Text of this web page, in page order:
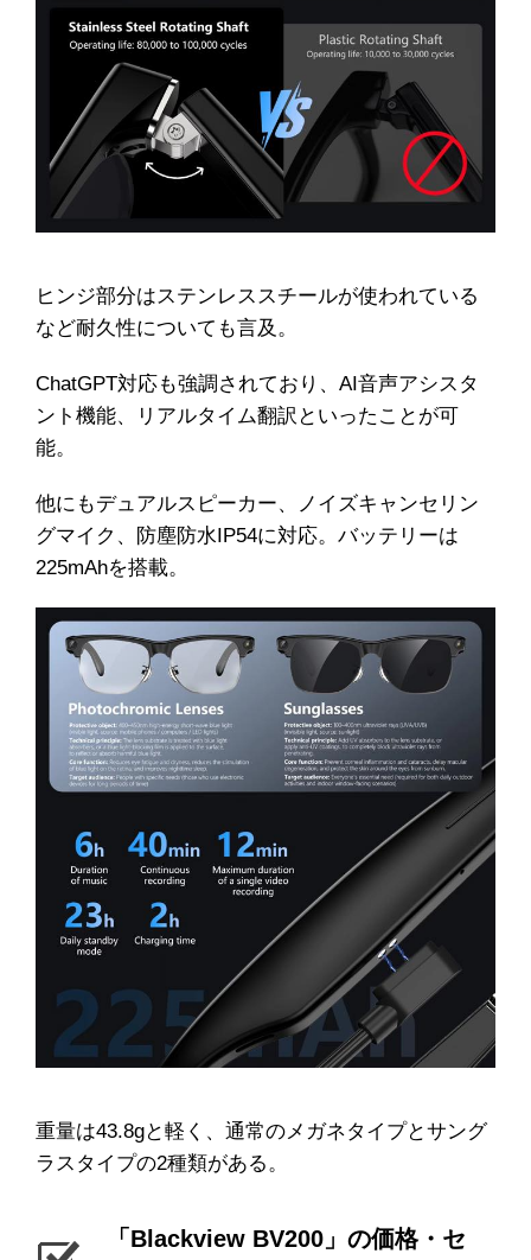
ヒンジ部分はステンレススチールが使われている
など耐久性についても言及。
ChatGPT対応も強調されており、AI音声アシスタ
ント機能、リアルタイム翻訳といったことが可
能。
他にもデュアルスピーカー、ノイズキャンセリン
グマイク、防塵防水IP54に対応。バッテリーは
225mAhを搭載。
重量は43.8gと軽く、通常のメガネタイプとサング
ラスタイプの2種類がある。
「Blackview BV200」の価格・セ